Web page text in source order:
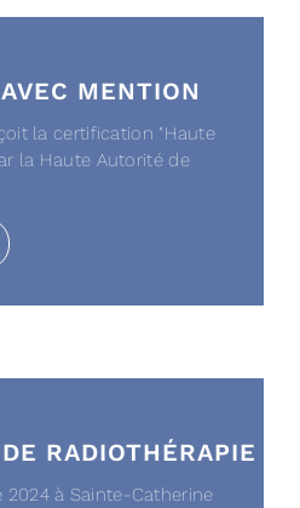
MENTION
la certification "Haute
la Haute Autorité de
RADIOTHÉRAPIE
2024 à Sainte-Catherine